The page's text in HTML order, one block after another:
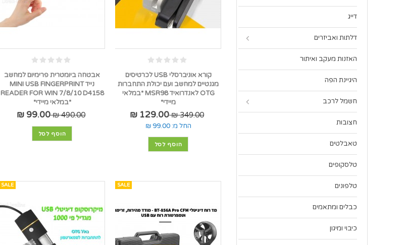
קורא אוניברסלי USB לכרטיסים
מגנטיים למחשב ועם יכולת התחברות
OTG לאנדרואיד MSR98 *במלאי
מיידי*
349.00 ₪
129.00 ₪
החל מ: 99.00 ₪
הוסף לסל
אבטחה ביומטרית פרימיום למחשב
נייד MINI USB FINGERPRINT
READER FOR WIN 7/8/10 D4158
*במלאי מיידי*
490.00 ₪
99.00 ₪
הוסף לסל
SALE
SALE
דייג
דלתות ואביזרים
האזנות מעקב ואיתור
היגיינת הפה
חשמל לרכב
חצובות
טאבלטים
טלסקופים
טלפונים
כבלים ומתאמים
כיבוי ומיגון